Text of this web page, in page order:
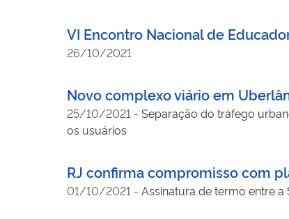
VI Encontro Nacional de
26/10/2021
Novo complexo viário em
25/10/2021 - Separação do tráfego
os usuários
RJ confirma compromisso com
01/10/2021 - Assinatura de termo entre